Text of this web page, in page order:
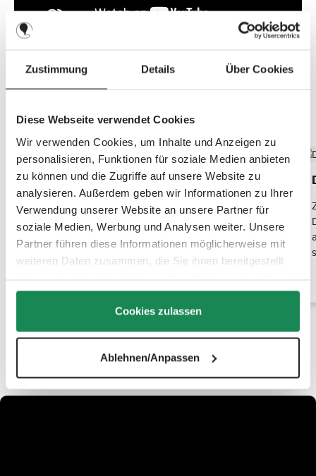
Zustimmung Details Über Cookies
Diese Webseite verwendet Cookies
Wir verwenden Cookies, um Inhalte und Anzeigen zu
personalisieren, Funktionen für soziale Medien anbieten
zu können und die Zugriffe auf unsere Website zu
analysieren. Außerdem geben wir Informationen zu Ihrer
Verwendung unserer Website an unsere Partner für
soziale Medien, Werbung und Analysen weiter. Unsere
Partner führen diese Informationen möglicherweise mit
weiteren Daten zusammen, die Sie ihnen bereitgestellt
gesammelt haben.
Cookies zulassen
Ablehnen/Anpassen
Top Features entdecken
45 Liter für alles, was zählt
Das großzügige Hauptfach bietet 45 Liter Stauraum
für Kleidung, Ausrüstung oder Reiseutensilien. Durch
das stabile Design bleibt die Tasche beim Packen
offen stehen – ideal zum schnellen Ein- und
Ausräumen unterwegs.